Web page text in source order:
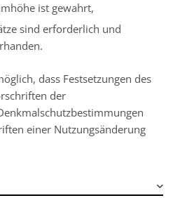
ist gewahrt,
sind erforderlich und
dass Festsetzungen des
der
einer Nutzungsänderung